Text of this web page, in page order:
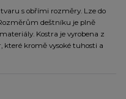
s obřími rozměry. Lze do
deštníku je plně
Kostra je vyrobena z
které kromě vysoké tuhosti a